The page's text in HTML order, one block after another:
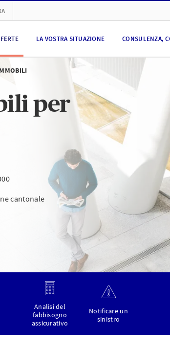
LA VOSTRA SITUAZIONE CONSULENZA,
per
cantonale
Analisi del
fabbisogno
assicurativo
Notificare un
sinistro